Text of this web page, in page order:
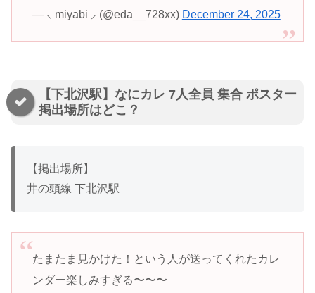
— ⸜ miyabi ⸝ (@eda__728xx) December 24, 2025
【下北沢駅】なにカレ 7人全員 集合 ポスター
掲出場所はどこ？
【掲出場所】
井の頭線 下北沢駅
たまたま見かけた！という人が送ってくれたカレ
ンダー楽しみすぎる〜〜〜